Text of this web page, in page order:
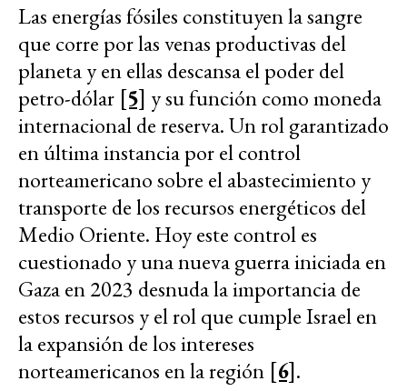
Las energías fósiles constituyen la sangre
que corre por las venas productivas del
planeta y en ellas descansa el poder del
petro-dólar [5] y su función como moneda
internacional de reserva. Un rol garantizado
en última instancia por el control
norteamericano sobre el abastecimiento y
transporte de los recursos energéticos del
Medio Oriente. Hoy este control es
cuestionado y una nueva guerra iniciada en
Gaza en 2023 desnuda la importancia de
estos recursos y el rol que cumple Israel en
la expansión de los intereses
norteamericanos en la región [6].